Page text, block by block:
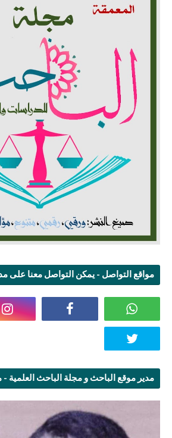
مواقع التواصل - يمكن التواصل معنا على
مدير موقع الباحث و مجلة الباحث